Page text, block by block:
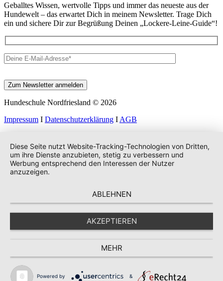
Geballtes Wissen, wertvolle Tipps und immer das neueste aus der
Hundewelt – das erwartet Dich in meinem Newsletter. Trage Dich
ein und sichere Dir zur Begrüßung Deinen „Lockere-Leine-Guide“!
Hundeschule Nordfriesland © 2026
Impressum I Datenschutzerklärung I AGB
Diese Seite nutzt Website-Tracking-Technologien von Dritten,
um ihre Dienste anzubieten, stetig zu verbessern und
Werbung entsprechend den Interessen der Nutzer
anzuzeigen.
ABLEHNEN
AKZEPTIEREN
MEHR
Powered by &